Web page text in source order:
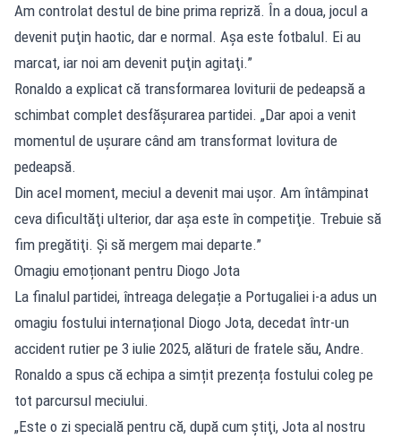
Am controlat destul de bine prima repriză. În a doua, jocul a
devenit puţin haotic, dar e normal. Aşa este fotbalul. Ei au
marcat, iar noi am devenit puţin agitaţi.”
Ronaldo a explicat că transformarea loviturii de pedeapsă a
schimbat complet desfășurarea partidei. „Dar apoi a venit
momentul de uşurare când am transformat lovitura de
pedeapsă.
Din acel moment, meciul a devenit mai uşor. Am întâmpinat
ceva dificultăţi ulterior, dar aşa este în competiţie. Trebuie să
fim pregătiţi. Şi să mergem mai departe.”
Omagiu emoționant pentru Diogo Jota
La finalul partidei, întreaga delegație a Portugaliei i-a adus un
omagiu fostului internațional Diogo Jota, decedat într-un
accident rutier pe 3 iulie 2025, alături de fratele său, Andre.
Ronaldo a spus că echipa a simțit prezența fostului coleg pe
tot parcursul meciului.
„Este o zi specială pentru că, după cum ştiţi, Jota al nostru